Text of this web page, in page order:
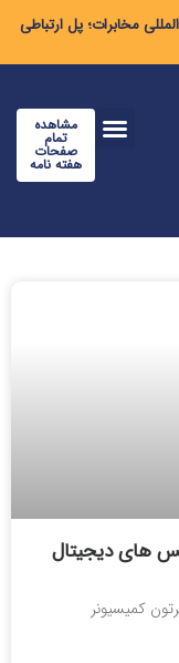
مخابرات؛ پل ارتباطی
مشاهده
تمام
صفحات
هفته نامه
های دیجیتال
کمیسیونر